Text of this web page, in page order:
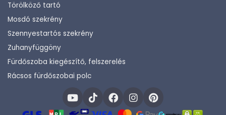
Törölköző tartó
Mosdó szekrény
Szennyestartós szekrény
Zuhanyfüggöny
Fürdőszoba kiegészítő, felszerelés
Rácsos fürdőszobai polc